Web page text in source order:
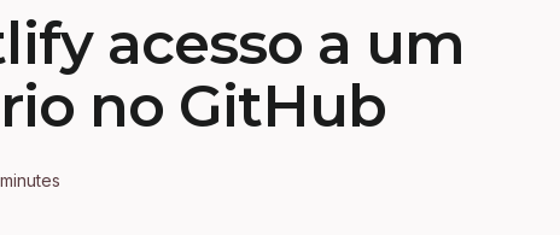
acesso a um
no GitHub